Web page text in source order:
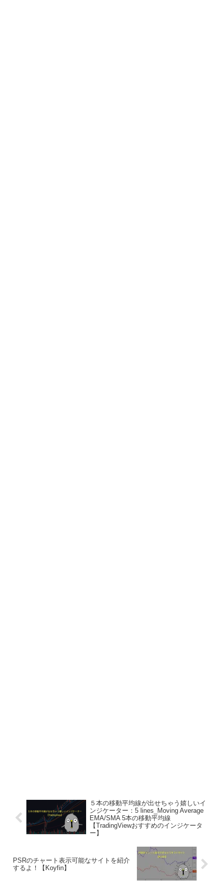
５本の移動平均線が出せちゃう嬉しいイ
ンジケーター：5 lines_Moving Average
EMA/SMA 5本の移動平均線
【TradingViewおすすめのインジケータ
ー】
PSRのチャート表示可能なサイトを紹介
するよ！【Koyfin】